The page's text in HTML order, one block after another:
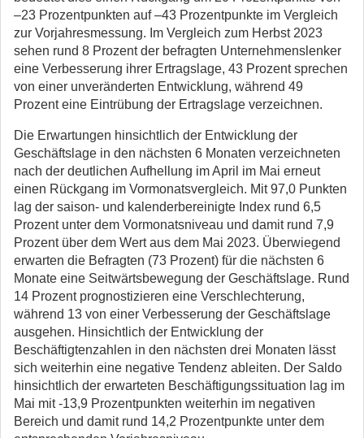
–23 Prozentpunkten auf –43 Prozentpunkte im Vergleich
zur Vorjahresmessung. Im Vergleich zum Herbst 2023
sehen rund 8 Prozent der befragten Unternehmenslenker
eine Verbesserung ihrer Ertragslage, 43 Prozent sprechen
von einer unveränderten Entwicklung, während 49
Prozent eine Eintrübung der Ertragslage verzeichnen.
Die Erwartungen hinsichtlich der Entwicklung der
Geschäftslage in den nächsten 6 Monaten verzeichneten
nach der deutlichen Aufhellung im April im Mai erneut
einen Rückgang im Vormonatsvergleich. Mit 97,0 Punkten
lag der saison- und kalenderbereinigte Index rund 6,5
Prozent unter dem Vormonatsniveau und damit rund 7,9
Prozent über dem Wert aus dem Mai 2023. Überwiegend
erwarten die Befragten (73 Prozent) für die nächsten 6
Monate eine Seitwärtsbewegung der Geschäftslage. Rund
14 Prozent prognostizieren eine Verschlechterung,
während 13 von einer Verbesserung der Geschäftslage
ausgehen. Hinsichtlich der Entwicklung der
Beschäftigtenzahlen in den nächsten drei Monaten lässt
sich weiterhin eine negative Tendenz ableiten. Der Saldo
hinsichtlich der erwarteten Beschäftigungssituation lag im
Mai mit -13,9 Prozentpunkten weiterhin im negativen
Bereich und damit rund 14,2 Prozentpunkte unter dem